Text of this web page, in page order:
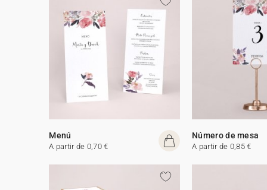
Menú
A partir de 0,70 €
Número de mesa
A partir de 0,85 €